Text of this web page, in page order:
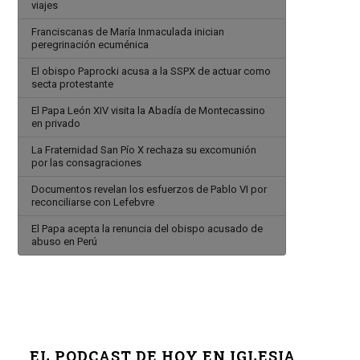
viajes
Franciscanas de María Inmaculada inician
peregrinación ecuménica
El obispo Paprocki acusa a la SSPX de actuar como
secta protestante
El Papa León XIV visita la Abadía de Montecassino
en privado
La Fraternidad San Pío X rechaza su excomunión
por las consagraciones
Documentos revelan los esfuerzos de Pablo VI por
reconciliarse con Lefebvre
El Papa acepta la renuncia del obispo acusado de
abuso en Perú
EL PODCAST DE HOY EN IGLESIA